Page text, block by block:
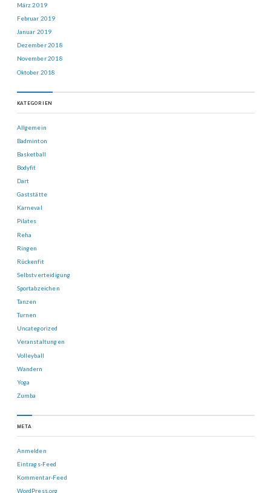
März 2019
Februar 2019
Januar 2019
Dezember 2018
November 2018
Oktober 2018
KATEGORIEN
Allgemein
Badminton
Basketball
Bodyfit
Dart
Gaststätte
Karneval
Pilates
Reha
Ringen
Rückenfit
Selbstverteidigung
Sportabzeichen
Tanzen
Turnen
Uncategorized
Veranstaltungen
Volleyball
Wandern
Yoga
Zumba
META
Anmelden
Eintrags-Feed
Kommentar-Feed
WordPress.org